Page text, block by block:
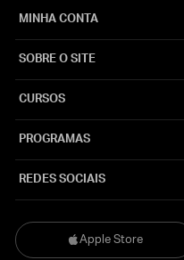
Apple Store
MINHA CONTA
SOBRE O SITE
CURSOS
PROGRAMAS
REDES SOCIAIS